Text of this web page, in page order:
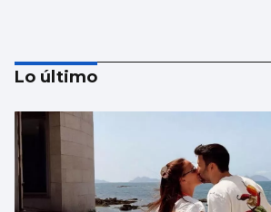
Lo último